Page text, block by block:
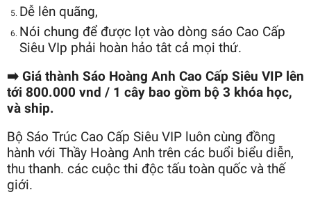
Dễ lên quãng,
Nói chung để được lọt vào dòng sáo Cao Cấp
Siêu VIp phải hoàn hảo tât cả mọi thứ.
➡️ Giá thành Sáo Hoàng Anh Cao Cấp Siêu VIP lên
tới 800.000 vnd / 1 cây bao gồm bộ 3 khóa học,
và ship.
Bộ Sáo Trúc Cao Cấp Siêu VIP luôn cùng đồng
hành với Thầy Hoàng Anh trên các buổi biểu diễn,
thu thanh. các cuộc thi độc tấu toàn quốc và thế
giới.